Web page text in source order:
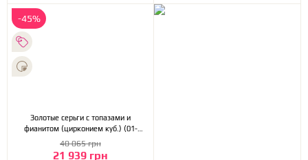
-45%
Золотые серьги с топазами и
фианитом (цирконием куб.) (01-
200539511)
21 939 грн
40 065 грн